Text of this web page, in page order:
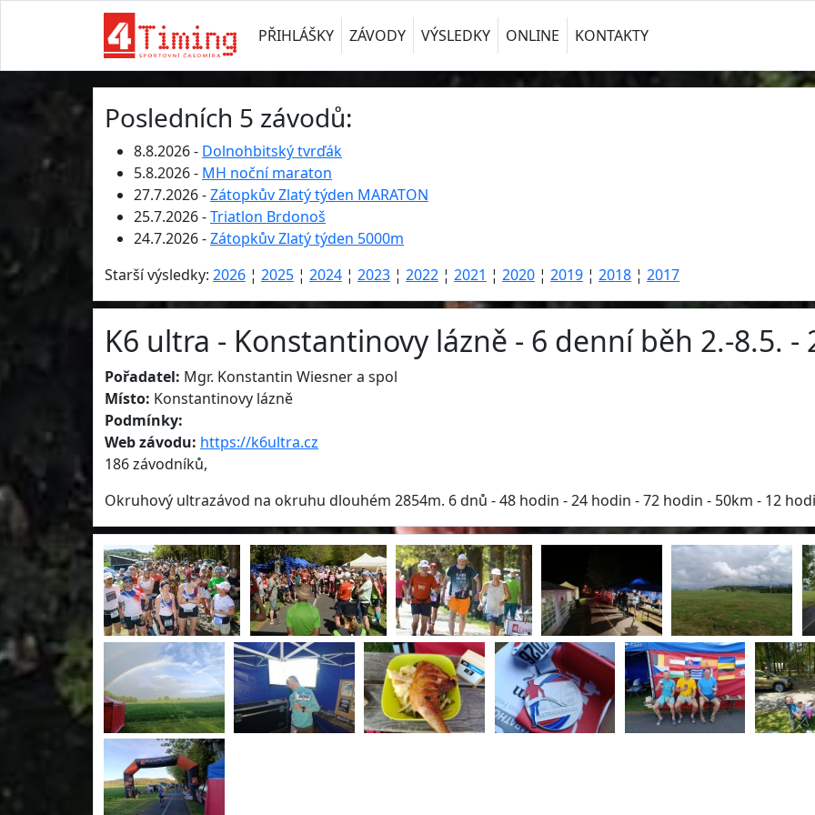
PŘIHLÁŠKY ZÁVODY VÝSLEDKY ONLINE KONTAKTY
Posledních 5 závodů:
8.8.2026 - Dolnohbitský tvrďák
5.8.2026 - MH noční maraton
27.7.2026 -Zátopkův Zlatý týden MARATON
25.7.2026 -Triatlon Brdonoš
24.7.2026 -Zátopkův Zlatý týden 5000m
Starší výsledky: 2026 ¦ 2025 ¦ 2024 ¦ 2023 ¦ 2022 ¦ 2021 ¦ 2020 ¦ 2019 ¦ 2018 ¦ 2017
K6 ultra - Konstantinovy lázně - 6 denní běh 2.-8.5. -
Pořadatel: Mgr. Konstantin Wiesner a spol
Místo: Konstantinovy lázně
Podmínky:
Web závodu: https://k6ultra.cz
186 závodníků,
Okruhový ultrazávod na okruhu dlouhém 2854m. 6 dnů - 48 hodin - 24 hodin - 72 hodin - 50km - 12